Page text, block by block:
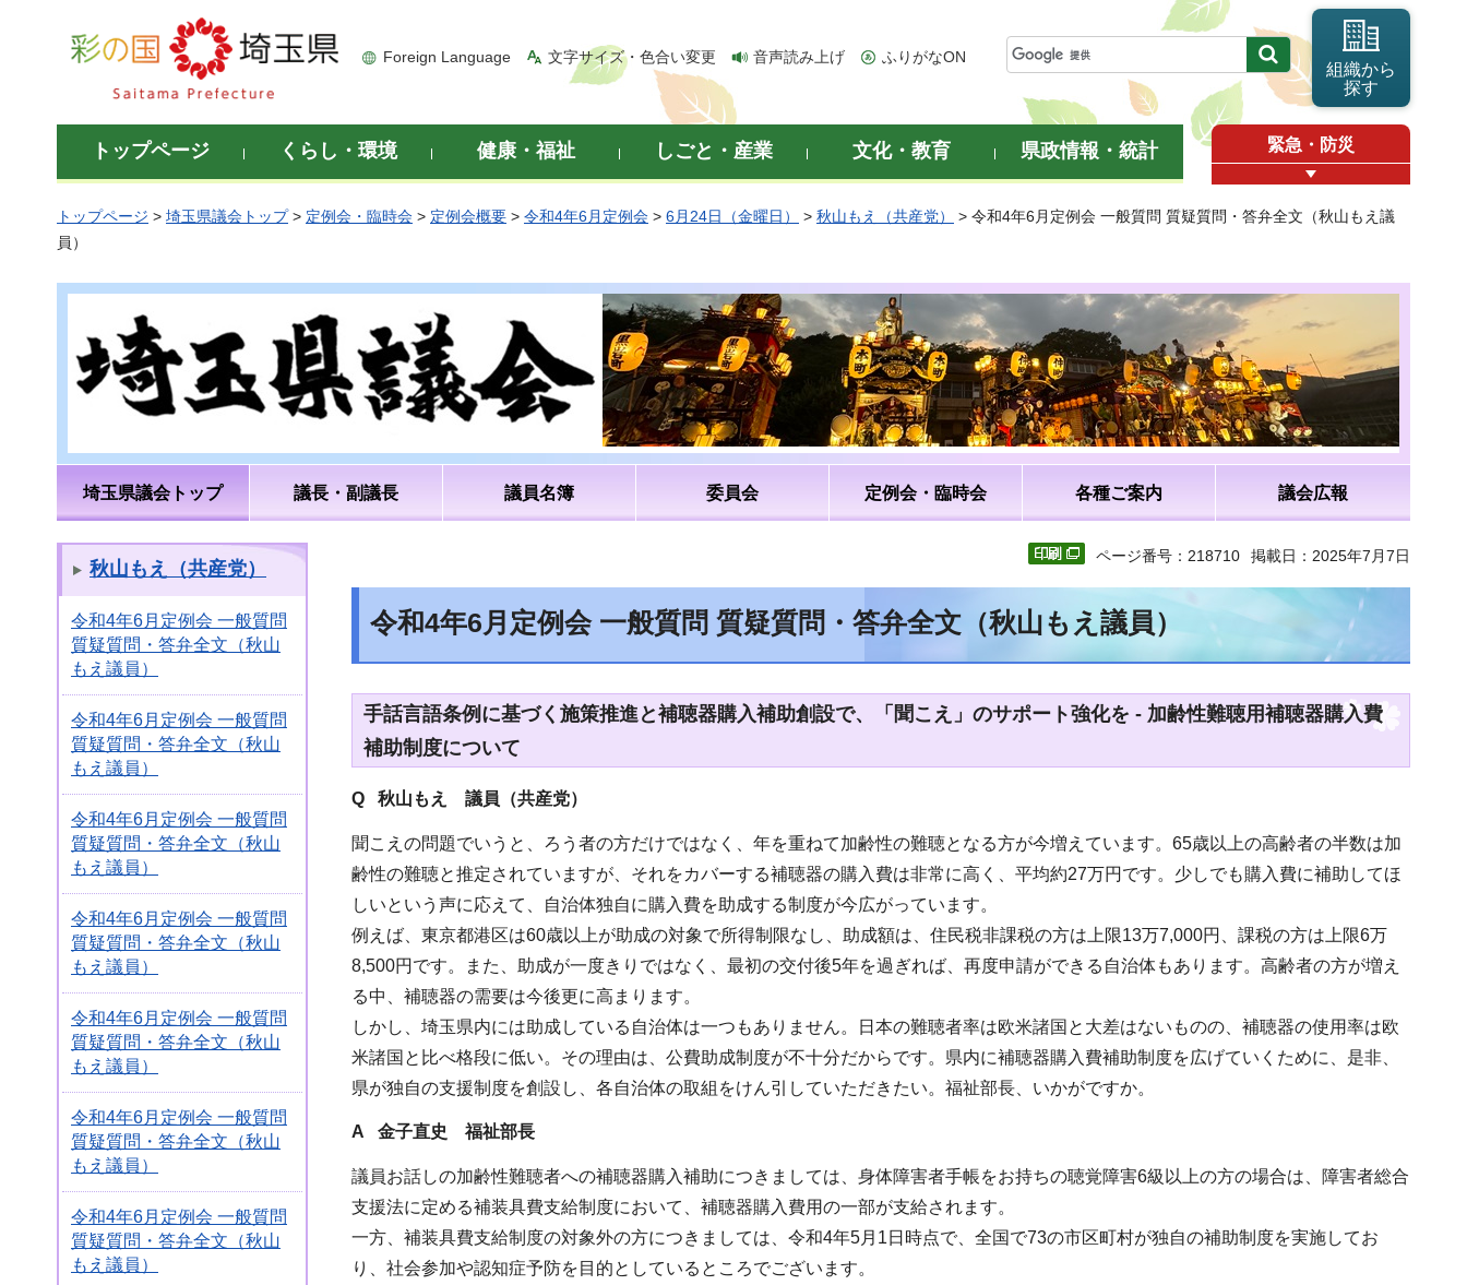
彩の国 埼玉県
Foreign Language 文字サイズ・色合い変更 音声読み上げ ふりがなON
組織から
探す
トップページ くらし・環境 健康・福祉 しごと・産業 文化・教育 県政情報・統計 緊急・防災
トップページ > 埼玉県議会トップ> 定例会・臨時会 > 定例会概要 > 令和4年6月定例会 > 6月24日（金曜日） > 秋山もえ（共産党）
> 令和4年6月定例会 一般質問 質疑質問・答弁全文（秋山もえ議
員）
埼玉県議会トップ 議長・副議長 議員名簿 委員会 定例会・臨時会 各種ご案内 議会広報
秋山もえ（共産党）
令和4年6月定例会 一般質問
質疑質問・答弁全文（秋山
もえ議員）
令和4年6月定例会 一般質問
質疑質問・答弁全文（秋山
もえ議員）
令和4年6月定例会 一般質問
質疑質問・答弁全文（秋山
もえ議員）
令和4年6月定例会 一般質問
質疑質問・答弁全文（秋山
もえ議員）
令和4年6月定例会 一般質問
質疑質問・答弁全文（秋山
もえ議員）
令和4年6月定例会 一般質問
質疑質問・答弁全文（秋山
もえ議員）
令和4年6月定例会 一般質問
質疑質問・答弁全文（秋山
もえ議員）
ページ番号：218710 掲載日：2025年7月7日
令和4年6月定例会 一般質問 質疑質問・答弁全文（秋山もえ議員）
手話言語条例に基づく施策推進と補聴器購入補助創設で、「聞こえ」のサポート強化を - 加齢性難聴用補聴器購入費
補助制度について
Q 秋山もえ 議員（共産党）
聞こえの問題でいうと、ろう者の方だけではなく、年を重ねて加齢性の難聴となる方が今増えています。65歳以上の高齢者の半数は加
齢性の難聴と推定されていますが、それをカバーする補聴器の購入費は非常に高く、平均約27万円です。少しでも購入費に補助してほ
しいという声に応えて、自治体独自に購入費を助成する制度が今広がっています。
例えば、東京都港区は60歳以上が助成の対象で所得制限なし、助成額は、住民税非課税の方は上限13万7,000円、課税の方は上限6万
8,500円です。また、助成が一度きりではなく、最初の交付後5年を過ぎれば、再度申請ができる自治体もあります。高齢者の方が増え
る中、補聴器の需要は今後更に高まります。
しかし、埼玉県内には助成している自治体は一つもありません。日本の難聴者率は欧米諸国と大差はないものの、補聴器の使用率は欧
米諸国と比べ格段に低い。その理由は、公費助成制度が不十分だからです。県内に補聴器購入費補助制度を広げていくために、是非、
県が独自の支援制度を創設し、各自治体の取組をけん引していただきたい。福祉部長、いかがですか。
A 金子直史 福祉部長
議員お話しの加齢性難聴者への補聴器購入補助につきましては、身体障害者手帳をお持ちの聴覚障害6級以上の方の場合は、障害者総合
支援法に定める補装具費支給制度において、補聴器購入費用の一部が支給されます。
一方、補装具費支給制度の対象外の方につきましては、令和4年5月1日時点で、全国で73の市区町村が独自の補助制度を実施してお
り、社会参加や認知症予防を目的としているところでございます。